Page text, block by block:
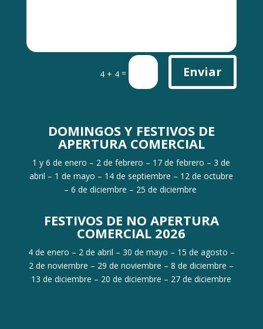
4 + 4 = Enviar
DOMINGOS Y FESTIVOS DE
APERTURA COMERCIAL
1 y 6 de enero – 2 de febrero – 17 de febrero – 3 de
abril – 1 de mayo – 14 de septiembre – 12 de octubre
– 6 de diciembre – 25 de diciembre
FESTIVOS DE NO APERTURA
COMERCIAL 2026
4 de enero – 2 de abril – 30 de mayo – 15 de agosto –
2 de noviembre – 29 de noviembre – 8 de diciembre –
13 de diciembre – 20 de diciembre – 27 de diciembre